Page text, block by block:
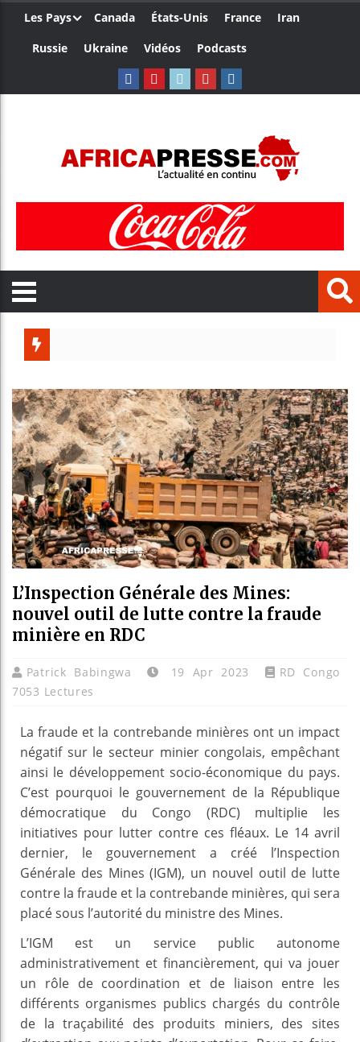
Les Pays Canada États-Unis France
Iran
Russie
Ukraine Vidéos Podcasts
Côte
L’Inspection Générale des Mines:
nouvel outil de lutte contre la fraude
minière en RDC
Patrick Babingwa 19 Apr 2023
RD Congo
7053 Lectures
La fraude et la contrebande minières ont un impact
négatif sur le secteur minier congolais, empêchant
ainsi le développement socio-économique du pays.
C’est pourquoi le gouvernement de la République
démocratique du Congo (RDC) multiplie les
initiatives pour lutter contre ces fléaux. Le 14 avril
dernier, le gouvernement a créé l’Inspection
Générale des Mines (IGM), un nouvel outil de lutte
contre la fraude et la contrebande minières, qui sera
placé sous l’autorité du ministre des Mines.
L’IGM est un service public autonome
administrativement et financièrement, qui va jouer
un rôle de coordination et de liaison entre les
différents organismes publics chargés du contrôle
de la traçabilité des produits miniers, des sites